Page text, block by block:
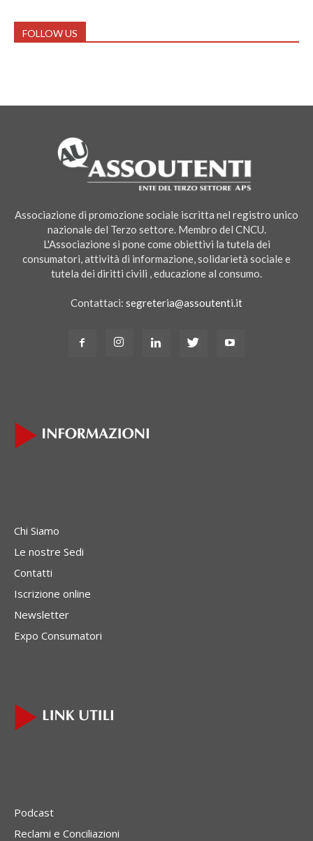
FOLLOW US
Associazione di promozione sociale iscritta nel registro unico
nazionale del Terzo settore. Membro del CNCU.
L'Associazione si pone come obiettivi la tutela dei
consumatori, attività di informazione, solidarietà sociale e
tutela dei diritti civili , educazione al consumo.
Contattaci: segreteria@assoutenti.it
Chi Siamo
Le nostre Sedi
Contatti
Iscrizione online
Newsletter
Expo Consumatori
Podcast
Reclami e Conciliazioni